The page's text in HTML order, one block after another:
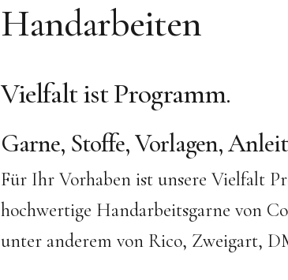
Handarbeiten
Vielfalt ist Programm.
Garne, Stoffe, Vorlagen,
Für Ihr Vorhaben ist unsere Vielfalt
hochwertige Handarbeitsgarne von
unter anderem von Rico, Zweigart,